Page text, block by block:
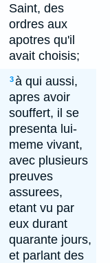
Saint, des
ordres aux
apotres qu'il
avait choisis;
3à qui aussi,
apres avoir
souffert, il se
presenta lui-
meme vivant,
avec plusieurs
preuves
assurees,
etant vu par
eux durant
quarante jours,
et parlant des